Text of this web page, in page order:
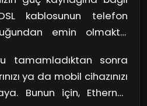
kablosunun telefon
emin olmaktır.
akışının başlangıç
kez kuruyorsanız, bu
kritik öneme
tamamladıktan sonra
ya da mobil cihazınızı
Bunun için, Ethernet